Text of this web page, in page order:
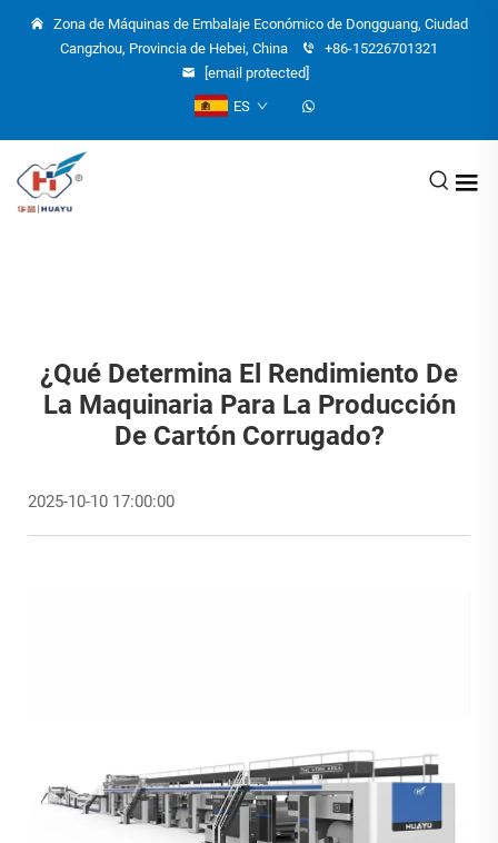
Zona de Máquinas de Embalaje Económico de Dongguang, Ciudad
Cangzhou, Provincia de Hebei, China
+86-15226701321
[email protected]
ES
¿Qué Determina El Rendimiento De
La Maquinaria Para La Producción
De Cartón Corrugado?
2025-10-10 17:00:00